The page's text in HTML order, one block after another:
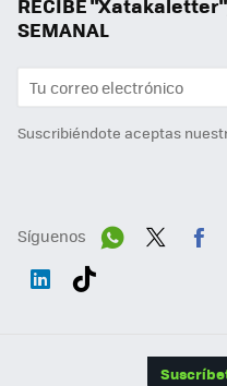
SEMANAL
Suscribiéndote aceptas
Síguenos